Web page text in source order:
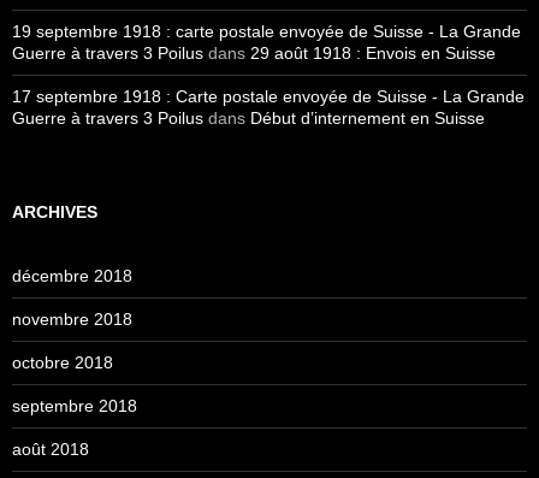
19 septembre 1918 : carte postale envoyée de Suisse - La Grande
Guerre à travers 3 Poilus dans 29 août 1918 : Envois en Suisse
17 septembre 1918 : Carte postale envoyée de Suisse - La Grande
Guerre à travers 3 Poilus dans Début d’internement en Suisse
ARCHIVES
décembre 2018
novembre 2018
octobre 2018
septembre 2018
août 2018